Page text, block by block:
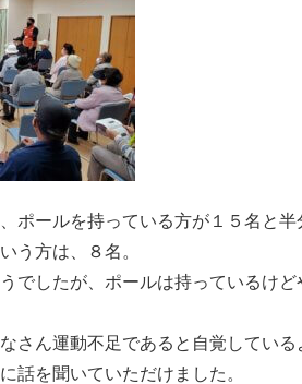
ポールを持っている方が１５名と
う方は、８名。
でしたが、ポールは持っているけ
さん運動不足であると自覚してい
話を聞いていただけました。